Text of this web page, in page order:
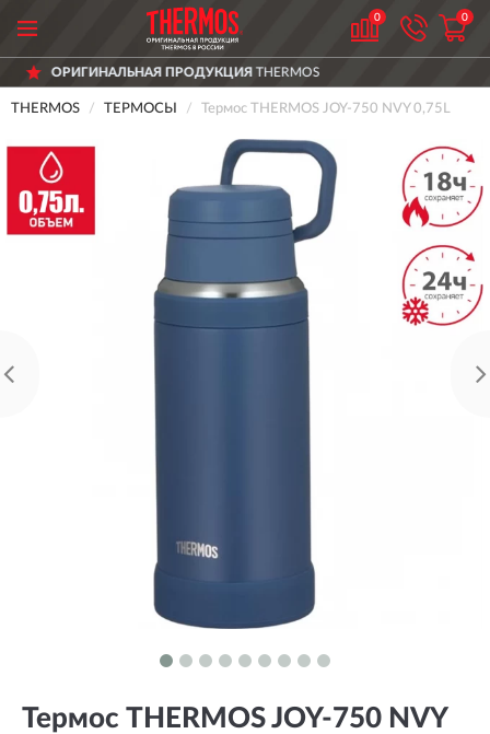
0 0
ПРОДУКЦИЯTHERMOS
THERMOS ТЕРМОСЫ Термос THERMOS JOY-750 NVY 0,75L
Термос THERMOS JOY-750 NVY